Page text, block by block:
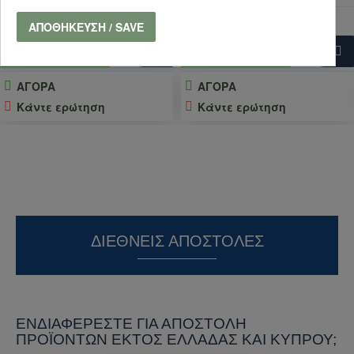
2,52€
ΑΓΟΡΑ
Κάντε ερώτηση
ΑΓΟΡΑ
Κάντε ερώτηση
ΔΙΕΘΝΕΊΣ ΑΠΟΣΤΟΛΈΣ
ΕΝΔΙΑΦΈΡΕΣΤΕ ΓΙΑ ΑΠΟΣΤΟΛΉ
ΠΡΟΪΌΝΤΩΝ ΕΚΤΌΣ ΕΛΛΆΔΑΣ ΚΑΙ ΚΎΠΡΟΥ;
ΑΠΟΘΉΚΕΥΣΗ / SAVE